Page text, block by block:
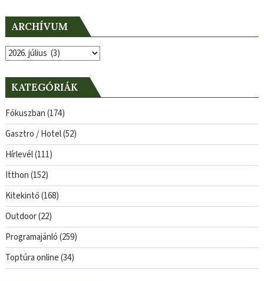
ARCHÍVUM
Archívum
KATEGÓRIÁK
Fókuszban(174)
Gasztro / Hotel(52)
Hírlevél(111)
Itthon(152)
Kitekintő(168)
Outdoor(22)
Programajánló(259)
Toptúra online(34)